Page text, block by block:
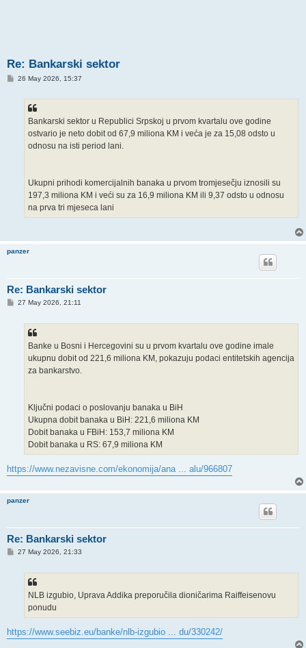
Re: Bankarski sektor
P26 May 2026, 15:37
Bankarski sektor u Republici Srpskoj u prvom kvartalu ove godine
ostvario je neto dobit od 67,9 miliona KM i veća je za 15,08 odsto u
odnosu na isti period lani.
Ukupni prihodi komercijalnih banaka u prvom tromjesečju iznosili su
197,3 miliona KM i veći su za 16,9 miliona KM ili 9,37 odsto u odnosu
na prva tri mjeseca lani
panzer
Re: Bankarski sektor
P27 May 2026, 21:11
Banke u Bosni i Hercegovini su u prvom kvartalu ove godine imale
ukupnu dobit od 221,6 miliona KM, pokazuju podaci entitetskih agencija
za bankarstvo.
Ključni podaci o poslovanju banaka u BiH
Ukupna dobit banaka u BiH: 221,6 miliona KM
Dobit banaka u FBiH: 153,7 miliona KM
Dobit banaka u RS: 67,9 miliona KM
https://www.nezavisne.com/ekonomija/ana ... alu/966807
panzer
Re: Bankarski sektor
P27 May 2026, 21:33
NLB izgubio, Uprava Addika preporučila dioničarima Raiffeisenovu
ponudu
https://www.seebiz.eu/banke/nlb-izgubio ... du/330242/